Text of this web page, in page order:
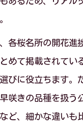
りが春の散策に新
異なる桜の見頃を
りで品種別の見頃
とソメイヨシノの
ごとに季節の便り
各桜名所の開花進
めて掲載されてい
びに役立ちます。
咲きの品種を扱う
ど、細かな違いも